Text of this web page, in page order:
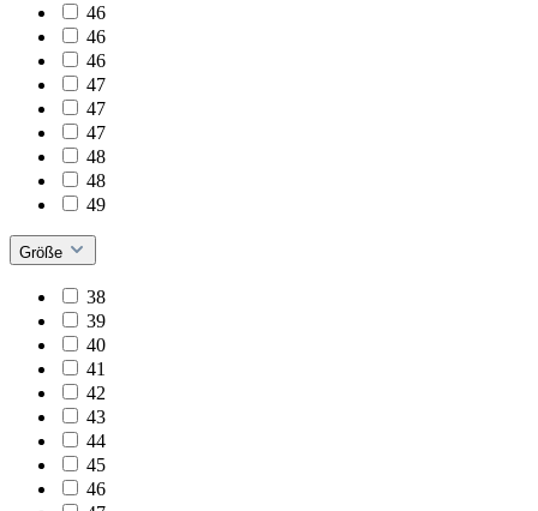
46
46
46
47
47
47
48
48
49
Größe
38
39
40
41
42
43
44
45
46